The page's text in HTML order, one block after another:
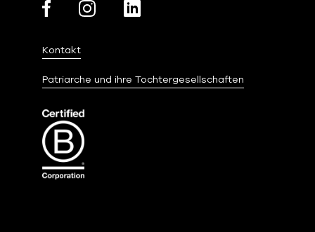
Kontakt
Patriarche und ihre Tochtergesellschaften